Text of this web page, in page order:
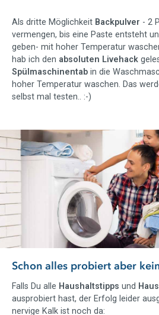
Als dritte Möglichkeit Backpulver - 2
vermengen, bis eine Paste entsteht
geben- mit hoher Temperatur
hab ich den absoluten Livehack
Spülmaschinentab in die
hoher Temperatur waschen. Das
selbst mal testen.. :-)
Slider überspringen
Schon alles probiert aber
Falls Du alle Haushaltstipps und
ausprobiert hast, der Erfolg leider
nervige Kalk ist noch da: